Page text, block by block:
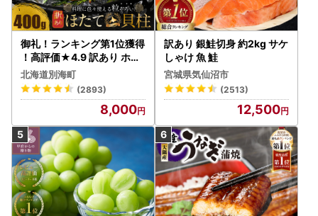
御礼！ランキング第1位獲得
！高評価★4.9 訳あり ホタ
テ 400g（ほたて 帆立 貝柱
冷凍 ）
北海道別海町
(2893)
8,000
訳あり 銀鮭切身 約2kg サケ
しゃけ 魚 鮭
宮城県気仙沼市
(2513)
12,500